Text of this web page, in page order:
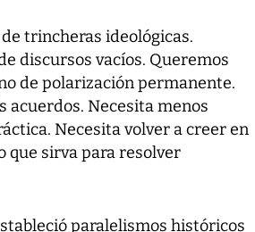
trincheras ideológicas.
discursos vacíos. Queremos
de polarización permanente.
acuerdos. Necesita menos
Necesita volver a creer en
sirva para resolver
paralelismos históricos